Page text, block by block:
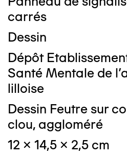
carrés
Dessin
Dépôt
Santé Mentale de
lilloise
Dessin Feutre sur
clou, aggloméré
12 x 14,5 x 2,5 cm